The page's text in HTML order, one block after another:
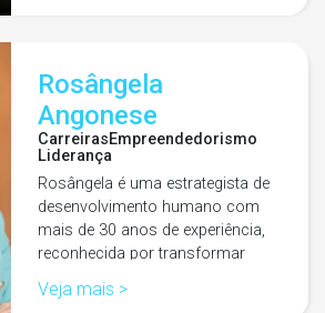
Rosângela
Angonese
CarreirasEmpreendedorismo
Liderança
Rosângela é uma estrategista de
desenvolvimento humano com
mais de 30 anos de experiência,
reconhecida por transformar
Veja mais >